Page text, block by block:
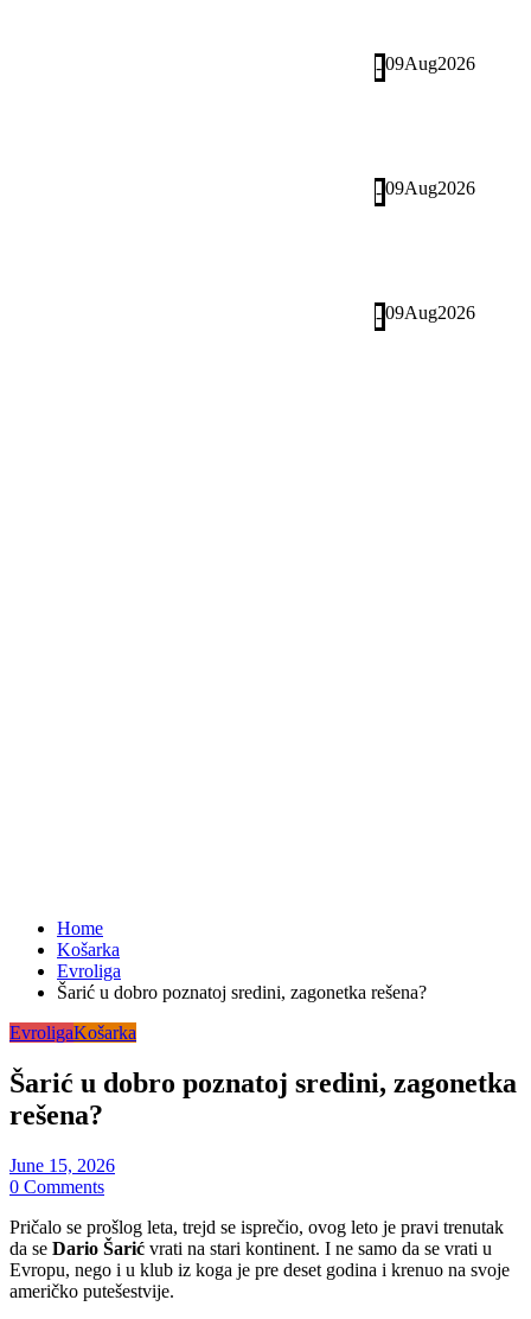
- 09Aug2026
- 09Aug2026
- 09Aug2026
Home
Košarka
Evroliga
Šarić u dobro poznatoj sredini, zagonetka rešena?
EvroligaKošarka
Šarić u dobro poznatoj sredini, zagonetka
rešena?
June 15, 2026
0 Comments
Pričalo se prošlog leta, trejd se isprečio, ovog leto je pravi trenutak
da se Dario Šarić vrati na stari kontinent. I ne samo da se vrati u
Evropu, nego i u klub iz koga je pre deset godina i krenuo na svoje
američko putešestvije.